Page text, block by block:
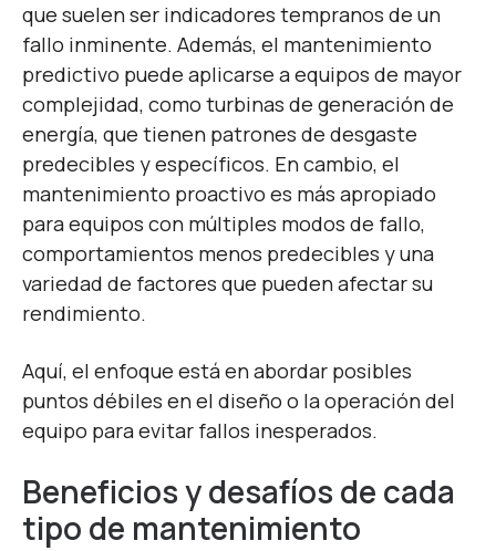
que suelen ser indicadores tempranos de un
fallo inminente. Además, el mantenimiento
predictivo puede aplicarse a equipos de mayor
complejidad, como turbinas de generación de
energía, que tienen patrones de desgaste
predecibles y específicos. En cambio, el
mantenimiento proactivo es más apropiado
para equipos con múltiples modos de fallo,
comportamientos menos predecibles y una
variedad de factores que pueden afectar su
rendimiento.
Aquí, el enfoque está en abordar posibles
puntos débiles en el diseño o la operación del
equipo para evitar fallos inesperados.
Beneficios y desafíos de cada
tipo de mantenimiento